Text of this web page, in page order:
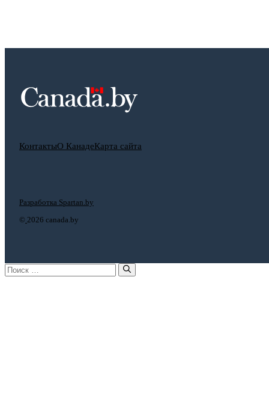
КонтактыО КанадеКарта сайта
© 2026 canada.by
Разработка Spartan.by
Поиск: